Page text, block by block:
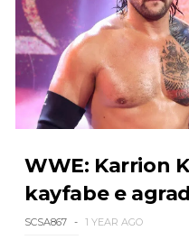
WWE SummerSlam
Unknown -Aug 01 2026
WWE Friday Night
Unknown-Aug 01 2026
TNA iMPACT Wrestling
Unknown Jul 31 2026
WWE: Karrion
kayfabe e
SCSA867 1 YEAR AGO